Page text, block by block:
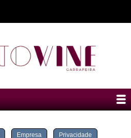
Empresa Privacidade